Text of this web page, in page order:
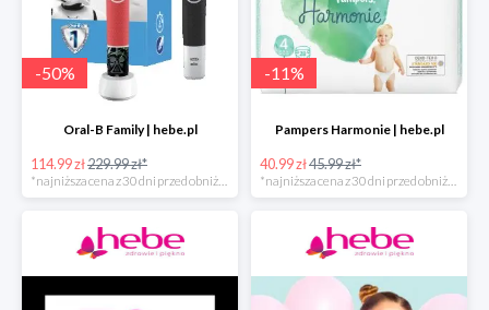
-50%
Oral-B Family | hebe.pl
114.99 zł229.99 zł*
-11%
Pampers Harmonie | hebe.pl
40.99 zł45.99 zł*